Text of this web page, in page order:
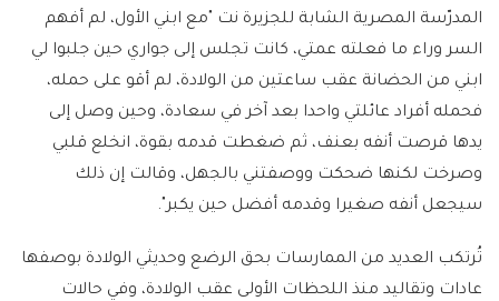
المدرّسة المصرية الشابة للجزيرة نت "مع ابني الأول، لم أفهم
السر وراء ما فعلته عمتي، كانت تجلس إلى جواري حين جلبوا لي
ابني من الحضانة عقب ساعتين من الولادة، لم أقو على حمله،
فحمله أفراد عائلتي واحدا بعد آخر في سعادة، وحين وصل إلى
يدها قرصت أنفه بعنف، ثم ضغطت قدمه بقوة، انخلع قلبي
وصرخت لكنها ضحكت ووصفتني بالجهل، وقالت إن ذلك
سيجعل أنفه صغيرا وقدمه أفضل حين يكبر".
تُرتكب العديد من الممارسات بحق الرضع وحديثي الولادة بوصفها
عادات وتقاليد منذ اللحظات الأولى عقب الولادة، وفي حالات